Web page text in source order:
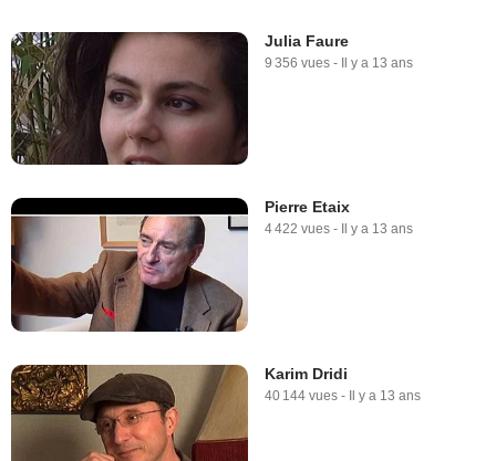
Julia Faure
9 356 vues - Il y a 13 ans
Pierre Etaix
4 422 vues - Il y a 13 ans
Karim Dridi
40 144 vues - Il y a 13 ans